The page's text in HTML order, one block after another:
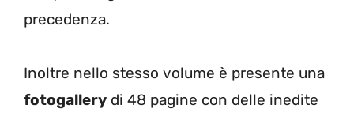
precedenza.
Inoltre nello stesso volume è presente una
fotogallery di 48 pagine con delle inedite